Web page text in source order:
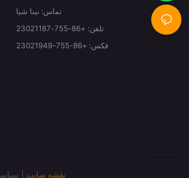
تماس: نینا شیا
تلفن: +86-755-23021187
فکس: +86-755-23021949
نقشه سایت